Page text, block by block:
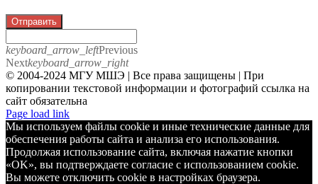
Отправить
keyboard_arrow_leftPrevious
Nextkeyboard_arrow_right
© 2004-2024 МГУ МШЭ | Все права защищены | При
копировании текстовой информации и фотографий ссылка на
сайт обязательна
Telegram
Page load link
Мы используем файлы cookie и иные технические данные для
обеспечения работы сайта и анализа его использования.
Продолжая использование сайта, включая нажатие кнопки
«OK», вы подтверждаете согласие с использованием cookie.
Вы можете отключить cookie в настройках браузера.